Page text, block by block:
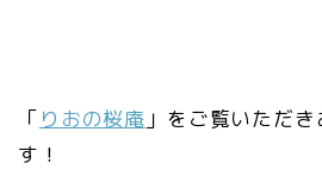
「 りおの桜庵 」をご覧いただ
す！